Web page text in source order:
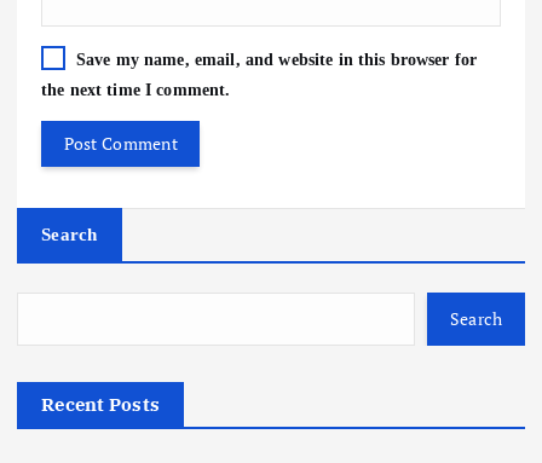
Save my name, email, and website in this browser for
the next time I comment.
Search
Search
Recent Posts